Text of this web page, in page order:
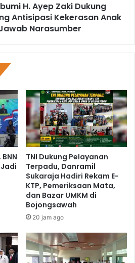
H. Ayep Zaki Dukung
Antisipasi Kekerasan Anak
Narasumber
TNI Dukung Pelayanan
Terpadu, Danramil
Sukaraja Hadiri Rekam E-
KTP, Pemeriksaan Mata,
dan Bazar UMKM di
Bojongsawah
20 jam ago